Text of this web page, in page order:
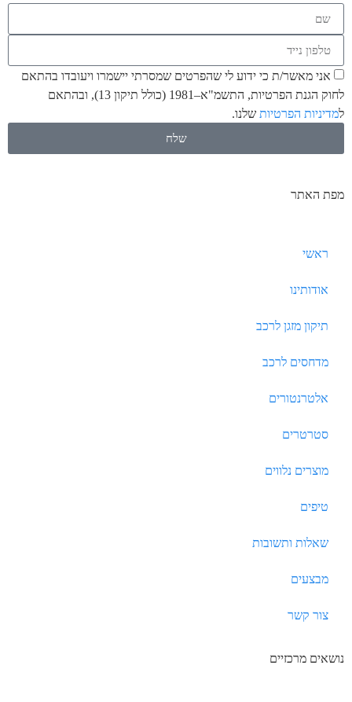
אני מאשר/ת כי ידוע לי שהפרטים שמסרתי יישמרו ויעובדו בהתאם
לחוק הגנת הפרטיות, התשמ"א–1981 (כולל תיקון 13), ובהתאם
מדיניות הפרטיותשלנו.
שלח
מפת האתר
ראשי
אודותינו
תיקון מזגן לרכב
מדחסים לרכב
אלטרנטורים
סטרטרים
מוצרים נלווים
טיפים
שאלות ותשובות
מבצעים
צור קשר
נושאים מרכזיים